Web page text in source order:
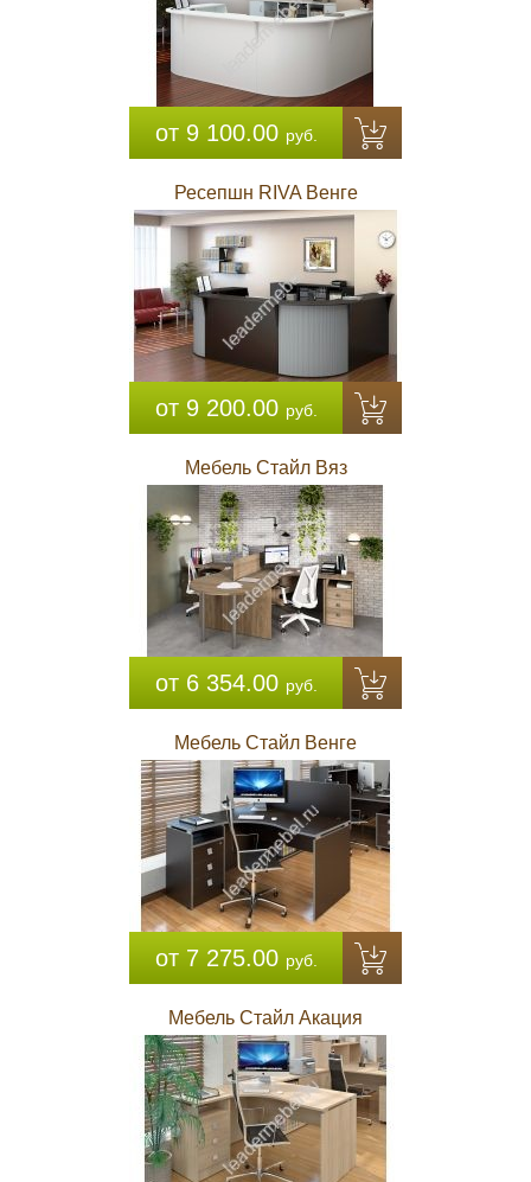
от 9 100.00 руб.
Ресепшн RIVA Венге
от 9 200.00 руб.
Мебель Стайл Вяз
от 6 354.00 руб.
Мебель Стайл Венге
от 7 275.00 руб.
Мебель Стайл Акация